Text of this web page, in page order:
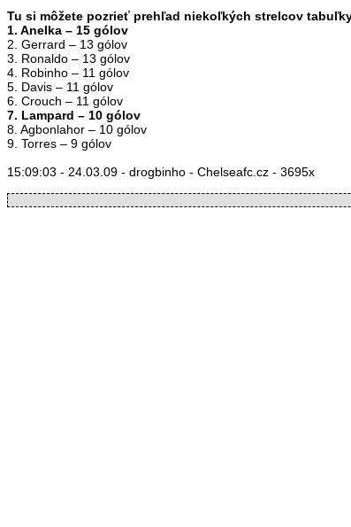
Tu si môžete pozrieť prehľad niekoľkých strelcov
1. Anelka – 15 gólov
2. Gerrard – 13 gólov
3. Ronaldo – 13 gólov
4. Robinho – 11 gólov
5. Davis – 11 gólov
6. Crouch – 11 gólov
7. Lampard – 10 gólov
8. Agbonlahor – 10 gólov
9. Torres – 9 gólov
15:09:03 - 24.03.09 - drogbinho - Chelseafc.cz - 3695x